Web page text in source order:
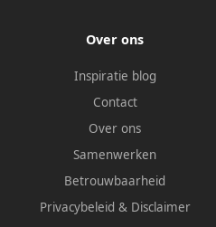
Over ons
Inspiratie blog
Contact
Over ons
Samenwerken
Betrouwbaarheid
Privacybeleid & Disclaimer